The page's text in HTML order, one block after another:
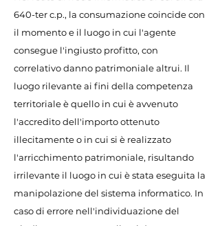
640-ter c.p., la consumazione coincide con
il momento e il luogo in cui l'agente
consegue l'ingiusto profitto, con
correlativo danno patrimoniale altrui. Il
luogo rilevante ai fini della competenza
territoriale è quello in cui è avvenuto
l'accredito dell'importo ottenuto
illecitamente o in cui si è realizzato
l'arricchimento patrimoniale, risultando
irrilevante il luogo in cui è stata eseguita la
manipolazione del sistema informatico. In
caso di errore nell'individuazione del